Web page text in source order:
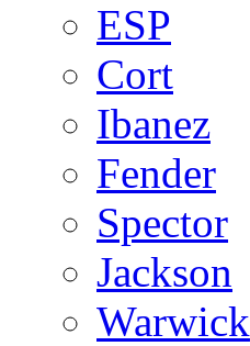
ESP
Cort
Ibanez
Fender
Spector
Jackson
Warwick